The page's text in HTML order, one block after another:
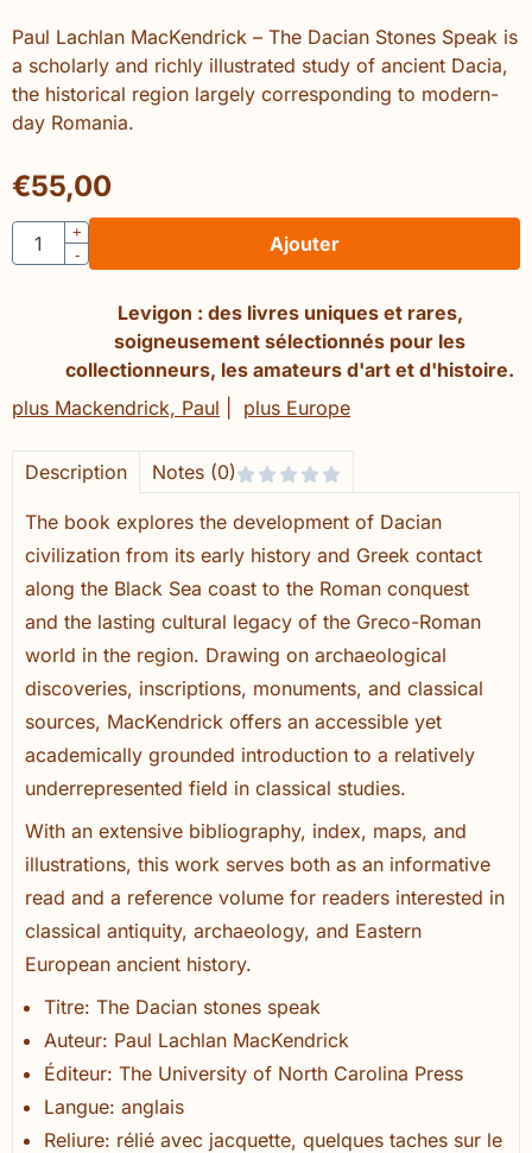
Paul Lachlan MacKendrick – The Dacian Stones Speak is
a scholarly and richly illustrated study of ancient Dacia,
the historical region largely corresponding to modern-
day Romania.
€55,00
Quantité
+
-
Ajouter
Levigon : des livres uniques et rares,
soigneusement sélectionnés pour les
collectionneurs, les amateurs d'art et d'histoire.
plus Mackendrick, Paul
plus Europe
Description Notes (0)
The book explores the development of Dacian
civilization from its early history and Greek contact
along the Black Sea coast to the Roman conquest
and the lasting cultural legacy of the Greco-Roman
world in the region. Drawing on archaeological
discoveries, inscriptions, monuments, and classical
sources, MacKendrick offers an accessible yet
academically grounded introduction to a relatively
underrepresented field in classical studies.
With an extensive bibliography, index, maps, and
illustrations, this work serves both as an informative
read and a reference volume for readers interested in
classical antiquity, archaeology, and Eastern
European ancient history.
Titre: The Dacian stones speak
Auteur: Paul Lachlan MacKendrick
Éditeur: The University of North Carolina Press
Langue: anglais
Reliure: rélié avec jacquette, quelques taches sur le